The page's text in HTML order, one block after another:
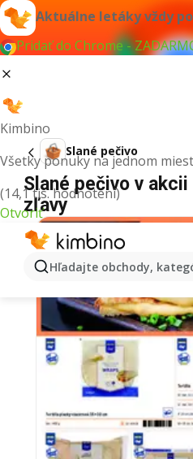
Aktuálne letáky vždy
Pridať do Chrome -
Kimbino
Všetky ponuky na jednom
(14,1 tis. hodnotení)
Otvoriť
Hľadajte obchody,
Slané pečivo
Slané pečivo v
zľavy